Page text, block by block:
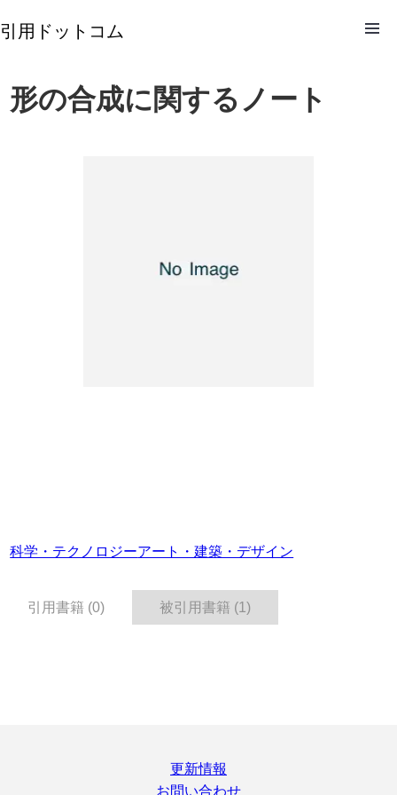
引用ドットコム
形の合成に関するノート
科学・テクノロジーアート・建築・デザイン
引用書籍 (0) 被引用書籍 (1)
更新情報
お問い合わせ